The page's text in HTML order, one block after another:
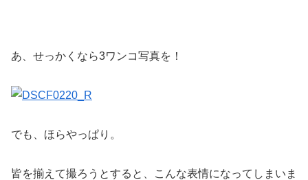
あ、せっかくなら3ワンコ写真を！
でも、ほらやっぱり。
皆を揃えて撮ろうとすると、こんな表情になってしまいま